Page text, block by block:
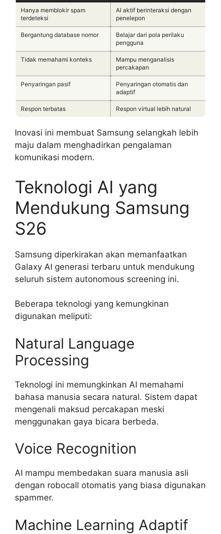
Hanya memblokir spam
terdeteksi
AI aktif berinteraksi dengan
penelepon
Bergantung database nomor
Belajar dari pola perilaku
pengguna
Tidak memahami konteks
Mampu menganalisis
percakapan
Penyaringan pasif
Penyaringan otomatis dan
adaptif
Respon terbatas Respon virtual lebih natural
Inovasi ini membuat Samsung selangkah lebih
maju dalam menghadirkan pengalaman
komunikasi modern.
Teknologi AI yang
Mendukung Samsung
S26
Samsung diperkirakan akan memanfaatkan
Galaxy AI generasi terbaru untuk mendukung
seluruh sistem autonomous screening ini.
Beberapa teknologi yang kemungkinan
digunakan meliputi:
Natural Language
Processing
Teknologi ini memungkinkan AI memahami
bahasa manusia secara natural. Sistem dapat
mengenali maksud percakapan meski
menggunakan gaya bicara berbeda.
Voice Recognition
AI mampu membedakan suara manusia asli
dengan robocall otomatis yang biasa digunakan
spammer.
Machine Learning Adaptif